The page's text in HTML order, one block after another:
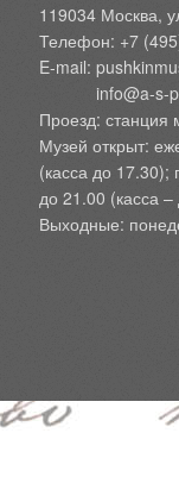
119034 Москва,
Телефон: +7
E-mail:
Проезд: станция
Музей открыт:
(касса до 17.30);
до 21.00 (касса
Выходные: